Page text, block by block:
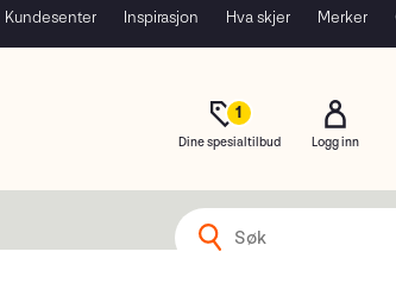
Kundesenter Inspirasjon Hva skjer Merker
1
Dine spesialtilbud Logg inn